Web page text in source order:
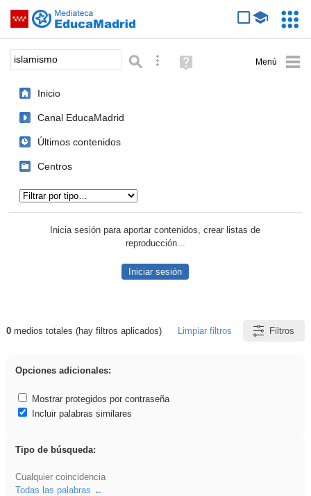
Saltar navegación
Palabra o frase: Búsqueda avanzada
Ayuda
(en
Inicio
Canal EducaMadrid
Últimos contenidos
Centros
Inicia sesión para aportar contenidos, crear listas de
reproducción...
Iniciar sesión
Resultados de: islamismo
0medios totales (hay filtros aplicados) Limpiar filtros Filtros
Opciones adicionales:
Mostrar protegidos por contraseña
Incluir palabras similares
Tipo de búsqueda:
Cualquier coincidencia
Todas las palabras